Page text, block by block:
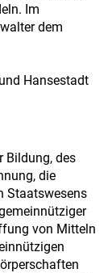
Im
dem
Hansestadt
Bildung, des
die
Staatswesens
von Mitteln